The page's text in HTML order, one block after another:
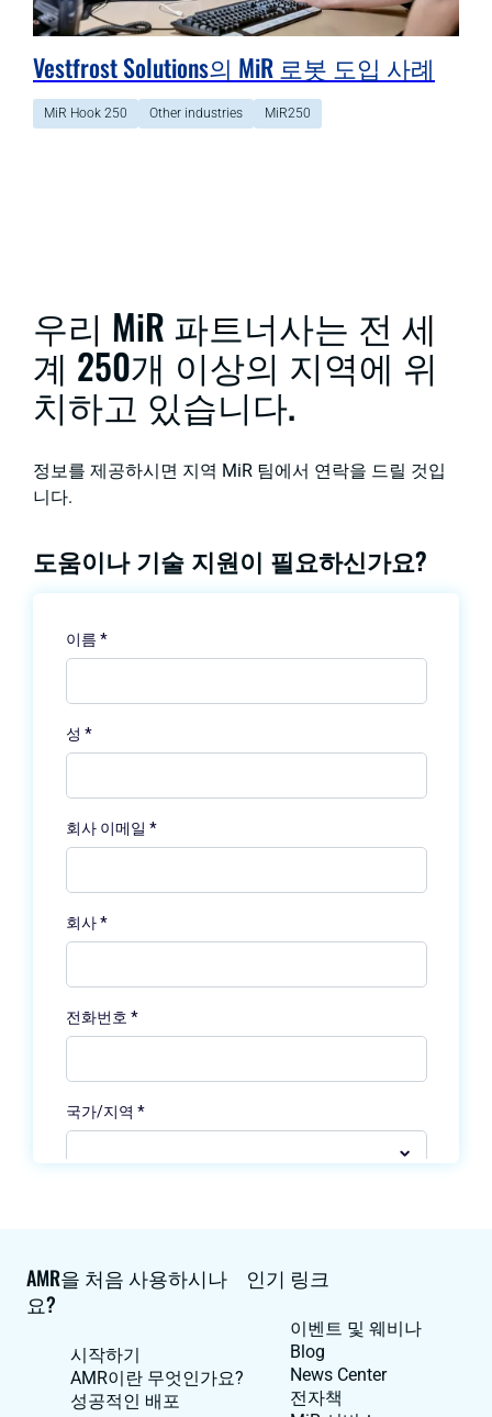
Vestfrost Solutions의 MiR 로봇 도입 사례
MiR Hook 250 Other industries MiR250
우리 MiR 파트너사는 전 세
계 250개 이상의 지역에 위
치하고 있습니다.
정보를 제공하시면 지역 MiR 팀에서 연락을 드릴 것입
니다.
도움이나 기술 지원이 필요하신가요?
AMR을 처음 사용하시나
요?
시작하기
AMR이란 무엇인가요?
성공적인 배포
인기 링크
이벤트 및 웨비나
Blog
News Center
전자책